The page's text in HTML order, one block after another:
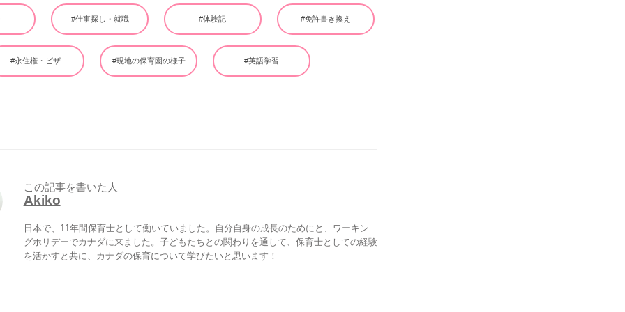
#仕事探し・就職 #体験記 #免許書き換え
#永住権・ビザ #現地の保育園の様子 #英語学習
この記事を書いた人
Akiko
日本で、11年間保育士として働いていました。自分自身の成長のためにと、ワーキン
グホリデーでカナダに来ました。子どもたちとの関わりを通して、保育士としての経験
を活かすと共に、カナダの保育について学びたいと思います！